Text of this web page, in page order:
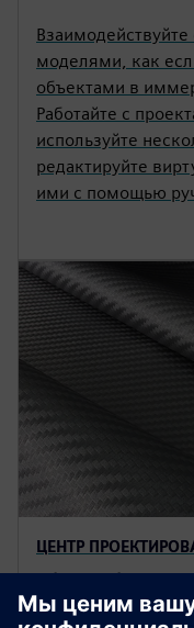
моделями, как
объектами в
Работайте с
используйте
редактируйте
ими с помощью
ЦЕНТР
Fibersim